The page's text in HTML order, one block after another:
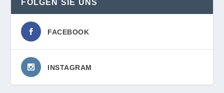
FOLGEN SIE UNS
FACEBOOK
INSTAGRAM